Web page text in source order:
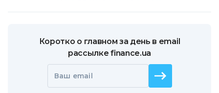
Коротко о главном за день в email
рассылке finance.ua
Ваш email